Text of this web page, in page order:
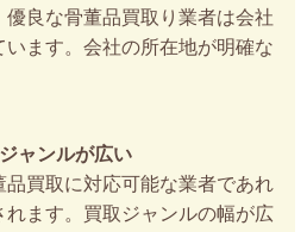
良な骨董品買取り業者は会社
ます。会社の所在地が明確な
ャンルが広い
買取に対応可能な業者であれ
ます。買取ジャンルの幅が広